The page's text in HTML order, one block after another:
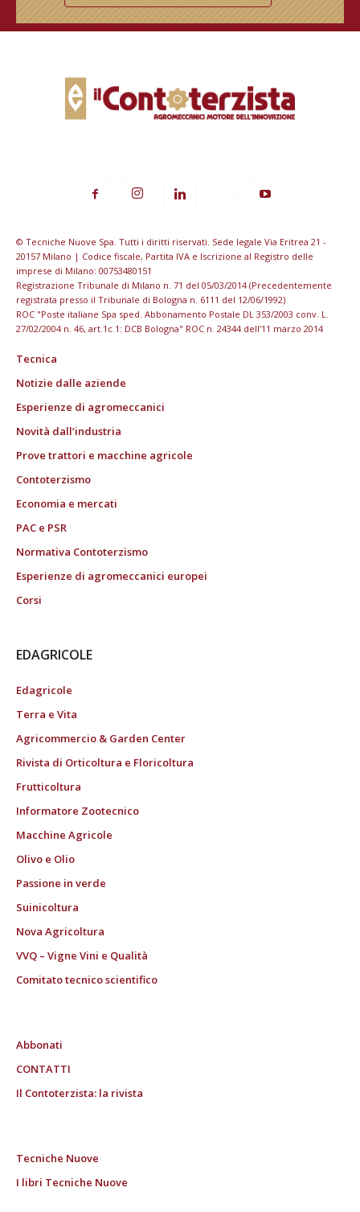
© Tecniche Nuove Spa. Tutti i diritti riservati. Sede legale Via Eritrea 21 -
20157 Milano | Codice fiscale, Partita IVA e Iscrizione al Registro delle
imprese di Milano: 00753480151
Registrazione Tribunale di Milano n. 71 del 05/03/2014 (Precedentemente
registrata presso il Tribunale di Bologna n. 6111 del 12/06/1992)
ROC "Poste italiane Spa sped. Abbonamento Postale DL 353/2003 conv. L.
27/02/2004 n. 46, art.1c.1: DCB Bologna" ROC n. 24344 dell'11 marzo 2014
Tecnica
Notizie dalle aziende
Esperienze di agromeccanici
Novità dall’industria
Prove trattori e macchine agricole
Contoterzismo
Economia e mercati
PAC e PSR
Normativa Contoterzismo
Esperienze di agromeccanici europei
Corsi
EDAGRICOLE
Edagricole
Terra e Vita
Agricommercio & Garden Center
Rivista di Orticoltura e Floricoltura
Frutticoltura
Informatore Zootecnico
Macchine Agricole
Olivo e Olio
Passione in verde
Suinicoltura
Nova Agricoltura
VVQ – Vigne Vini e Qualità
Comitato tecnico scientifico
Abbonati
CONTATTI
Il Contoterzista: la rivista
Tecniche Nuove
I libri Tecniche Nuove